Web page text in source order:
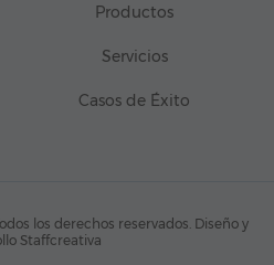
Productos
Servicios
Casos de Éxito
los derechos reservados. Diseño y
Staffcreativa